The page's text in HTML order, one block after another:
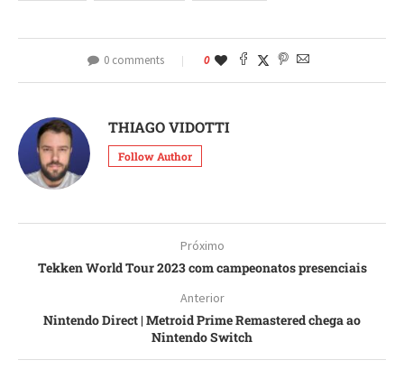
0 comments 0
THIAGO VIDOTTI
Follow Author
Próximo
Tekken World Tour 2023 com campeonatos presenciais
Anterior
Nintendo Direct | Metroid Prime Remastered chega ao
Nintendo Switch